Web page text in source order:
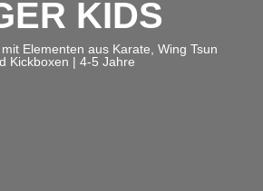
KIDS
Elementen aus Karate, Wing Tsun
Kickboxen | 4-5 Jahre